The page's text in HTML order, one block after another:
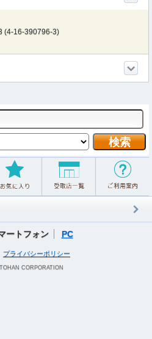
(4-16-390796-3)
ートフォン PC
プライバシーポリシー
CORPORATION